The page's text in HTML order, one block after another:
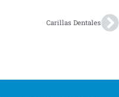
Carillas Dentales